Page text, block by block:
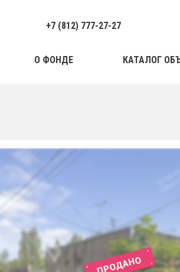
+7 (812) 777-27-27
О ФОНДЕ КАТАЛОГ